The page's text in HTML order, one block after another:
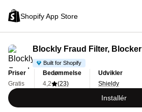
Shopify App Store
Blockly Fraud Filter, Blocker
Built for Shopify
Priser
Gratis
Bedømmelse
4,2
(23)
Udvikler
Shieldy
Installér